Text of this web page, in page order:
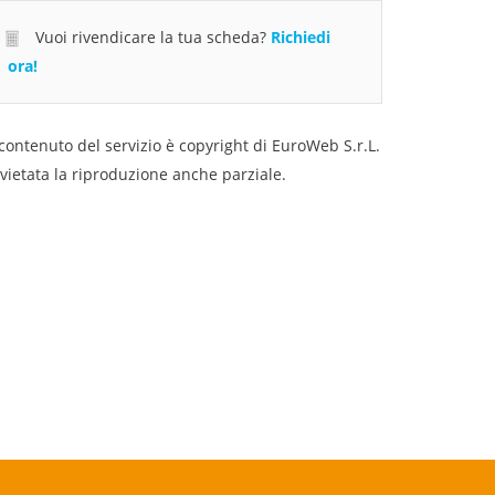
Vuoi rivendicare la tua scheda? Richiedi
ora!
del servizio è copyright di EuroWeb S.r.L.
vietata la riproduzione anche parziale.